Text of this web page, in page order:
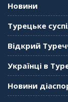
Новини
Турецьке
Відкрий
Українці в
Новини